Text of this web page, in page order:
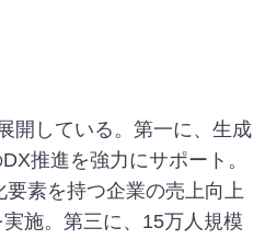
開している。第一に、生成
推進を強力にサポート。
素を持つ企業の売上向上
施。第三に、15万人規模